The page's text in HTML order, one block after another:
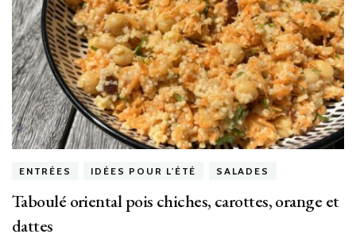
ENTRÉES IDÉES POUR L'ÉTÉ SALADES
Taboulé oriental pois chiches, carottes, orange et
dattes